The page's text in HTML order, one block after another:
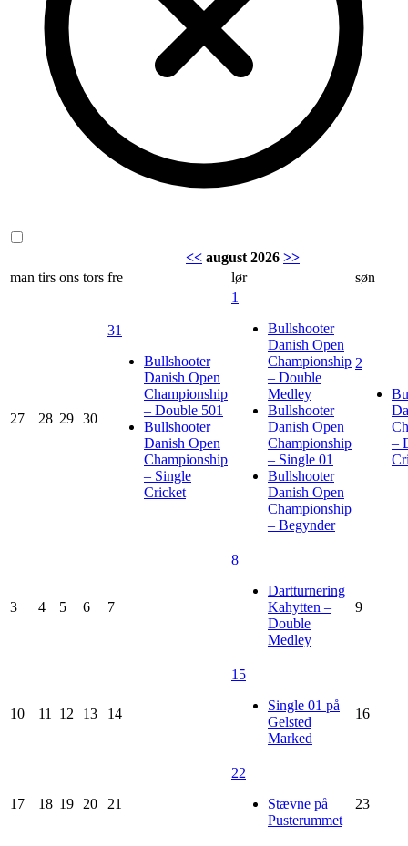
<< august 2026 >>
man tirs ons tors fre lør søn
27 28 29 30
31
Bullshooter
Danish Open
Championship
– Double 501
Bullshooter
Danish Open
Championship
– Single
Cricket
1
Bullshooter
Danish Open
Championship
– Double
Medley
Bullshooter
Danish Open
Championship
– Single 01
Bullshooter
Danish Open
Championship
– Begynder
2
–
3 4 5 6 7
8
Dartturnering
Kahytten –
Double
Medley
9
10 11 12 13 14
15
Single 01 på
Gelsted
Marked
16
17 18 19 20 21
22
Stævne på
Pusterummet
23